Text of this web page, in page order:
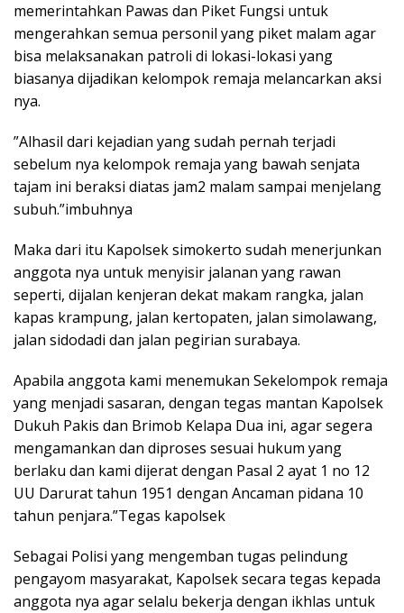
memerintahkan Pawas dan Piket Fungsi untuk
mengerahkan semua personil yang piket malam agar
bisa melaksanakan patroli di lokasi-lokasi yang
biasanya dijadikan kelompok remaja melancarkan aksi
nya.
”Alhasil dari kejadian yang sudah pernah terjadi
sebelum nya kelompok remaja yang bawah senjata
tajam ini beraksi diatas jam2 malam sampai menjelang
subuh.”imbuhnya
Maka dari itu Kapolsek simokerto sudah menerjunkan
anggota nya untuk menyisir jalanan yang rawan
seperti, dijalan kenjeran dekat makam rangka, jalan
kapas krampung, jalan kertopaten, jalan simolawang,
jalan sidodadi dan jalan pegirian surabaya.
Apabila anggota kami menemukan Sekelompok remaja
yang menjadi sasaran, dengan tegas mantan Kapolsek
Dukuh Pakis dan Brimob Kelapa Dua ini, agar segera
mengamankan dan diproses sesuai hukum yang
berlaku dan kami dijerat dengan Pasal 2 ayat 1 no 12
UU Darurat tahun 1951 dengan Ancaman pidana 10
tahun penjara.”Tegas kapolsek
Sebagai Polisi yang mengemban tugas pelindung
pengayom masyarakat, Kapolsek secara tegas kepada
anggota nya agar selalu bekerja dengan ikhlas untuk